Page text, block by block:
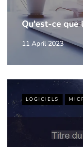
Qu'est-ce
11 April 2023
LOGICIELS